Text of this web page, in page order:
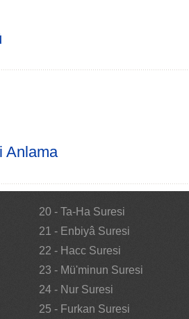
Anlama
20 - Ta-Ha Suresi
21 - Enbiyâ Suresi
22 - Hacc Suresi
23 - Mü'minun Suresi
24 - Nur Suresi
25 - Furkan Suresi